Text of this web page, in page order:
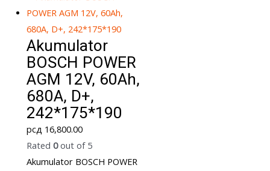
Akumulator
BOSCH POWER
AGM 12V, 60Ah,
680A, D+,
242*175*190
рсд 16,800.00
Rated 0out of 5
Akumulator BOSCH POWER